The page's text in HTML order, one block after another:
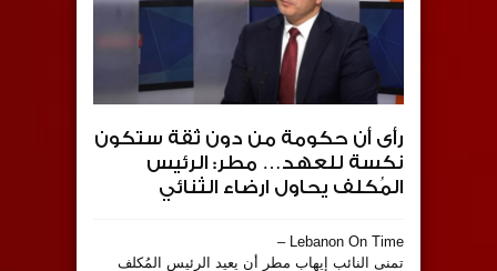
‏رأى أن حكومة من دون ثقة ستكون
نكسة للعهد… ‏مطر: الرئيس
المُكلف يحاول ارضاء الثنائي
Lebanon On Time –
‏تمنى النائب ⁧‫إيهاب مطر‬⁩ أن يعيد الرئيس المُكلف